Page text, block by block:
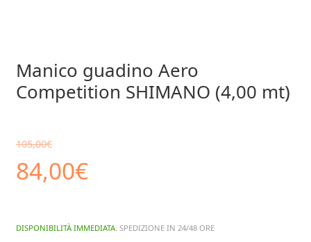
Manico guadino Aero
Competition SHIMANO (4,00 mt)
105,00€
Il
84,00€Il
DISPONIBILITÀ IMMEDIATA: SPEDIZIONE IN 24/48 ORE